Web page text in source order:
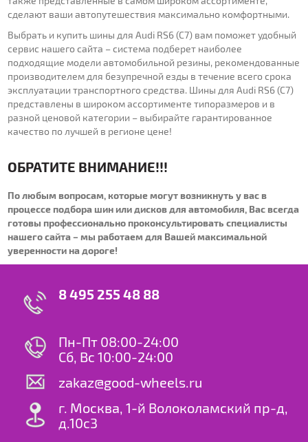
сделают ваши автопутешествия максимально комфортными.
Выбрать и купить шины для Audi RS6 (C7) вам поможет удобный
сервис нашего сайта – система подберет наиболее
подходящие модели автомобильной резины, рекомендованные
производителем для безупречной езды в течение всего срока
эксплуатации транспортного средства. Шины для Audi RS6 (C7)
представлены в широком ассортименте типоразмеров и в
разной ценовой категории – выбирайте гарантированное
качество по лучшей в регионе цене!
ОБРАТИТЕ ВНИМАНИЕ!!!
По любым вопросам, которые могут возникнуть у вас в
процессе подбора шин или дисков для автомобиля, Вас всегда
готовы профессионально проконсультировать специалисты
нашего сайта – мы работаем для Вашей максимальной
уверенности на дороге!
8 495 255 48 88
Пн-Пт 08:00-24:00
Сб, Вс 10:00-24:00
zakaz@good-wheels.ru
г. Москва, 1-й Волоколамский пр-д,
д.10с3